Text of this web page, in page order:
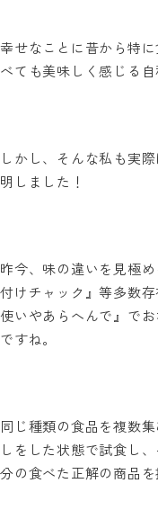
幸せなことに昔から特
べても美味しく感じる
しかし、そんな私も実
明しました！
昨今、味の違いを見極
付けチャック』等多数
使いやあらへんで』で
ですね。
同じ種類の食品を複数
しをした状態で試食し
分の食べた正解の商品を